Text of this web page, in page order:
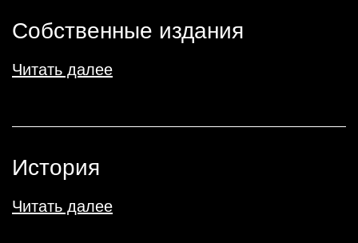
Собственные издания
Читать далее
История
Читать далее